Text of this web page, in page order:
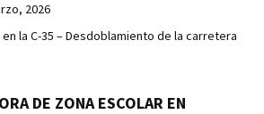
2026
la C-35 – Desdoblamiento de la carretera
DE ZONA ESCOLAR EN